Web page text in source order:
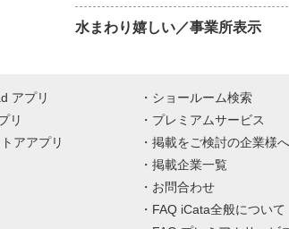
水まわり嬉しい／事業所表示
アプリ
リ
アアプリ
ショールーム検索
プレミアムサービス
掲載をご検討の企業様へ
掲載企業一覧
お問合わせ
FAQ iCata全般について